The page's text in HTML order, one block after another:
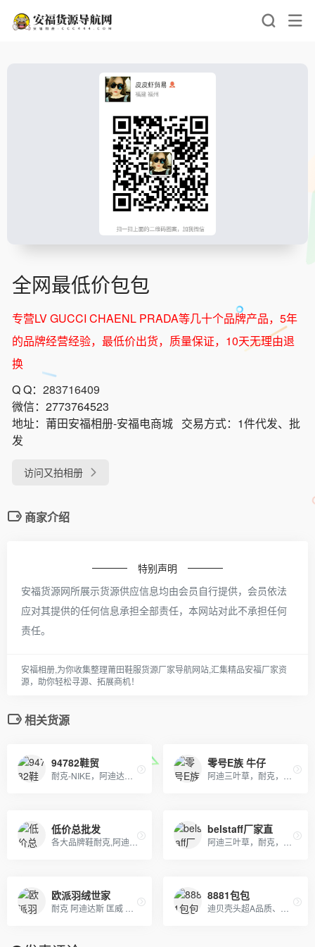
全网最低价包包
专营LV GUCCI CHAENL PRADA等几十个品牌产品，5年
的品牌经营经验，最低价出货，质量保证，10天无理由退
换
Q Q： 283716409
微信： 2773764523
地址： 莆田安福相册-安福电商城 交易方式： 1件代发、批
发
访问又拍相册
商家介绍
特别声明
安福货源网所展示货源供应信息均由会员自行提供，会员依法
应对其提供的任何信息承担全部责任，本网站对此不承担任何
责任。
安福相册,为你收集整理莆田鞋服货源厂家导航网站,汇集精品安福厂家资
源，助你轻松寻源、拓展商机！
相关货源
94782鞋贸 零号E族 牛仔
低价总批发 belstaff厂家直
欧派羽绒世家 8881包包